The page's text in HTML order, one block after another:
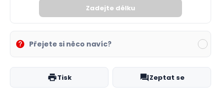
Zadejte délku
Přejete si něco navíc?
Tisk Zeptat se